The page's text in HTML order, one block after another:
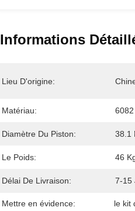
Informations
Lieu D'origine:
Matériau:
Diamètre Du Piston: 38.1
Le Poids: 46
Délai De Livraison: 7-15
Mettre en évidence: le kit